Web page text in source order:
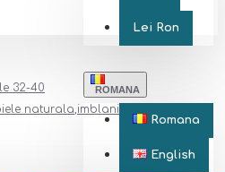
Lei Ron
ROMANA
Romana
English
32-40
naturala,imblanite model STINA